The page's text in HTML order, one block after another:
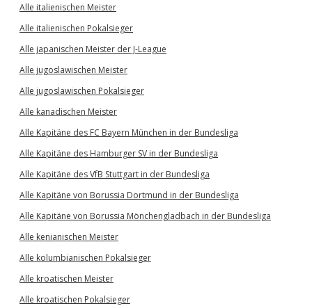
Alle italienischen Meister
Alle italienischen Pokalsieger
Alle japanischen Meister der J-League
Alle jugoslawischen Meister
Alle jugoslawischen Pokalsieger
Alle kanadischen Meister
Alle Kapitäne des FC Bayern München in der Bundesliga
Alle Kapitäne des Hamburger SV in der Bundesliga
Alle Kapitäne des VfB Stuttgart in der Bundesliga
Alle Kapitäne von Borussia Dortmund in der Bundesliga
Alle Kapitäne von Borussia Mönchengladbach in der Bundesliga
Alle kenianischen Meister
Alle kolumbianischen Pokalsieger
Alle kroatischen Meister
Alle kroatischen Pokalsieger